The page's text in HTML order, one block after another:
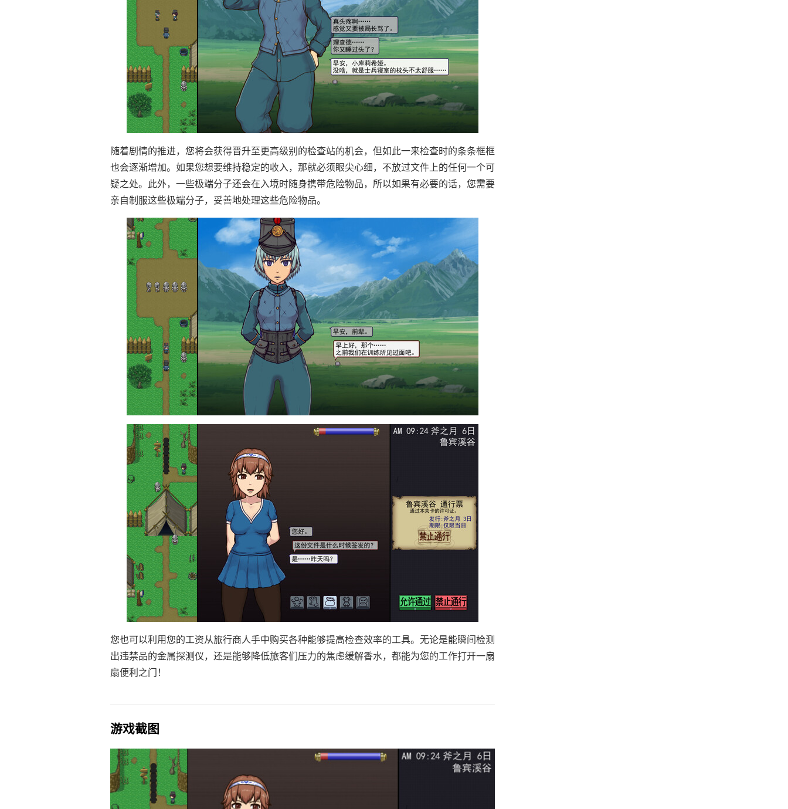
随着剧情的推进，您将会获得晋升至更高级别的检查站的机会，但如此一来检查时的条条框框
也会逐渐增加。如果您想要维持稳定的收入，那就必须眼尖心细，不放过文件上的任何一个可
疑之处。此外，一些极端分子还会在入境时随身携带危险物品，所以如果有必要的话，您需要
亲自制服这些极端分子，妥善地处理这些危险物品。
您也可以利用您的工资从旅行商人手中购买各种能够提高检查效率的工具。无论是能瞬间检测
出违禁品的金属探测仪，还是能够降低旅客们压力的焦虑缓解香水，都能为您的工作打开一扇
扇便利之门！
游戏截图